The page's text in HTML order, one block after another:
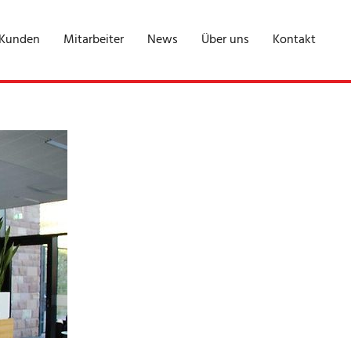
Mitarbeiter News Über uns Kontakt